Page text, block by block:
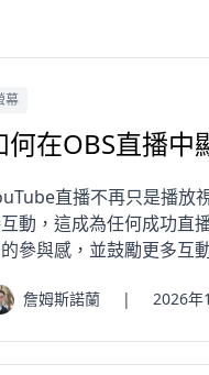
幕
何在OBS直播中
直播不再只是播放
動，這成為任何成功直
參與感，並鼓勵更多互
詹姆斯諾蘭 | 2026年